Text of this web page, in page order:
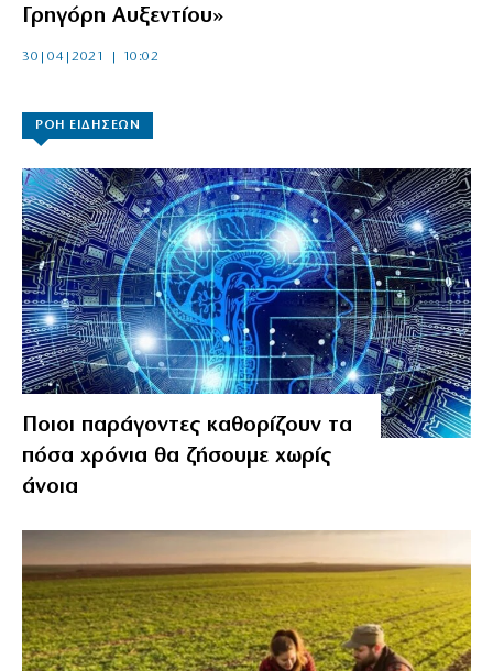
Γρηγόρη Αυξεντίου»
30|04|2021 | 10:02
ΡΟΗ ΕΙΔΗΣΕΩΝ
Ποιοι παράγοντες καθορίζουν τα
πόσα χρόνια θα ζήσουμε χωρίς
άνοια